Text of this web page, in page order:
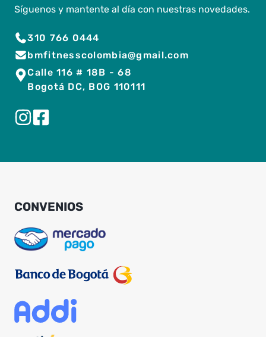
Síguenos y mantente al día con nuestras novedades.
310 766 0444
bmfitnesscolombia@gmail.com
Calle 116 # 18B - 68
Bogotá DC, BOG 110111
CONVENIOS